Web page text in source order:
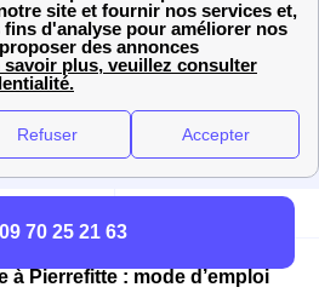
Prix HT en €
2 304€
public 1 924€
à Pierrefitte : mode d’emploi
09 70 25 21 63